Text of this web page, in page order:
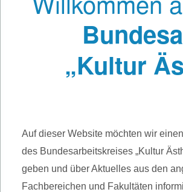
Auf dieser Website möchten wir
des Bundesarbeitskreises „Kultur
geben und über Aktuelles aus den
Fachbereichen und Fakultäten
„Kultur